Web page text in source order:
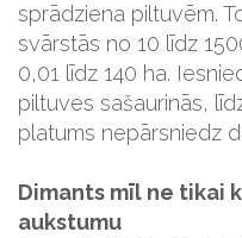
sprādziena piltuvēm.
svārstās no 10 līdz
0,01 līdz 140 ha.
piltuves sašaurinās,
platums nepārsniedz
Dimants mīl ne tikai
aukstumu